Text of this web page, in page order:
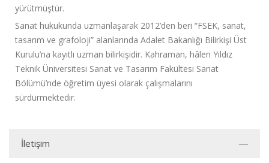
yürütmüştür.
Sanat hukukunda uzmanlaşarak 2012’den beri “FSEK, sanat,
tasarım ve grafoloji” alanlarında Adalet Bakanlığı Bilirkişi Üst
Kurulu’na kayıtlı uzman bilirkişidir. Kahraman, hâlen Yıldız
Teknik Üniversitesi Sanat ve Tasarım Fakültesi Sanat
Bölümü’nde öğretim üyesi olarak çalışmalarını
sürdürmektedir.
İletişim